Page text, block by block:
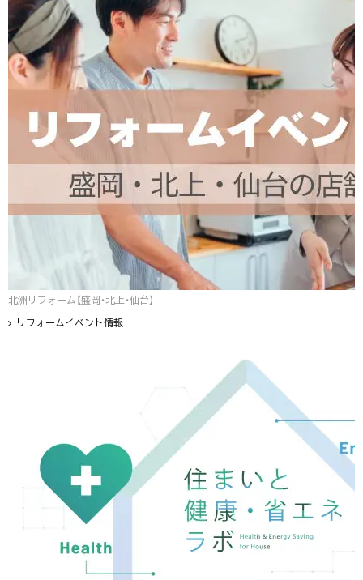
北洲リフォーム【盛岡・北上・仙台】
リフォームイベント情報